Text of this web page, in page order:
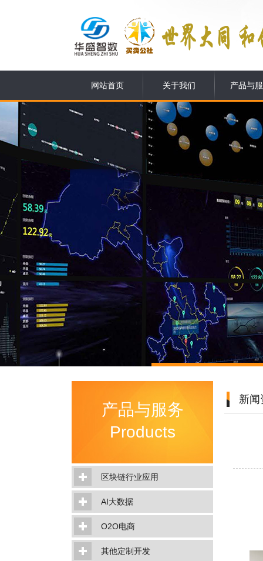
网站首页 关于我们 产品与
产品与服务
Products
区块链行业应用
AI大数据
O2O电商
其他定制开发
新闻